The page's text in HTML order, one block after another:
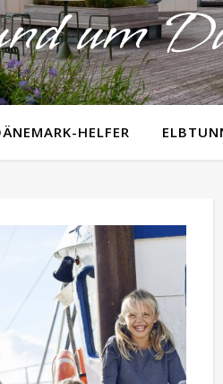
um
HELFER